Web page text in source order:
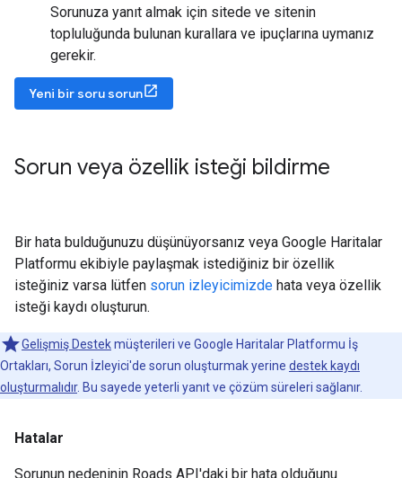
Sorunuza yanıt almak için sitede ve sitenin
topluluğunda bulunan kurallara ve ipuçlarına uymanız
gerekir.
Yeni bir soru sorun
Sorun veya özellik isteği bildirme
Bir hata bulduğunuzu düşünüyorsanız veya Google Haritalar
Platformu ekibiyle paylaşmak istediğiniz bir özellik
isteğiniz varsa lütfen sorun izleyicimizde hata veya özellik
isteği kaydı oluşturun.
Gelişmiş Destekmüşterileri ve Google Haritalar Platformu İş
Ortakları, Sorun İzleyici'de sorun oluşturmak yerine destek kaydı
oluşturmalıdır. Bu sayede yeterli yanıt ve çözüm süreleri sağlanır.
Hatalar
Sorunun nedeninin Roads API'daki bir hata olduğunu